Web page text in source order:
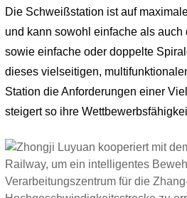
Die Schweißstation ist auf
und kann sowohl einfache als
sowie einfache oder doppelte
dieses vielseitigen,
Station die Anforderungen einer
steigert so ihre